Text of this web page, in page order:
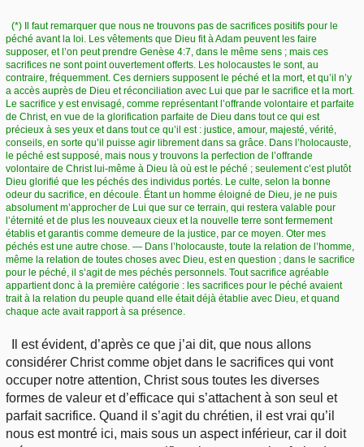
(*) Il faut remarquer que nous ne trouvons pas de sacrifices positifs pour le
péché avant la loi. Les vêtements que Dieu fit à Adam peuvent les faire
supposer, et l’on peut prendre Genèse 4:7, dans le même sens ; mais ces
sacrifices ne sont point ouvertement offerts. Les holocaustes le sont, au
contraire, fréquemment. Ces derniers supposent le péché et la mort, et qu’il n’y
a accès auprès de Dieu et réconciliation avec Lui que par le sacrifice et la mort.
Le sacrifice y est envisagé, comme représentant l’offrande volontaire et parfaite
de Christ, en vue de la glorification parfaite de Dieu dans tout ce qui est
précieux à ses yeux et dans tout ce qu’il est : justice, amour, majesté, vérité,
conseils, en sorte qu’il puisse agir librement dans sa grâce. Dans l’holocauste,
le péché est supposé, mais nous y trouvons la perfection de l’offrande
volontaire de Christ lui-même à Dieu là où est le péché ; seulement c’est plutôt
Dieu glorifié que les péchés des individus portés. Le culte, selon la bonne
odeur du sacrifice, en découle. Étant un homme éloigné de Dieu, je ne puis
absolument m’approcher de Lui que sur ce terrain, qui restera valable pour
l’éternité et de plus les nouveaux cieux et la nouvelle terre sont fermement
établis et garantis comme demeure de la justice, par ce moyen. Oter mes
péchés est une autre chose. — Dans l’holocauste, toute la relation de l’homme,
même la relation de toutes choses avec Dieu, est en question ; dans le sacrifice
pour le péché, il s’agit de mes péchés personnels. Tout sacrifice agréable
appartient donc à la première catégorie : les sacrifices pour le péché avaient
trait à la relation du peuple quand elle était déjà établie avec Dieu, et quand
chaque acte avait rapport à sa présence.
Il est évident, d’après ce que j’ai dit, que nous allons
considérer Christ comme objet dans le sacrifices qui vont
occuper notre attention, Christ sous toutes les diverses
formes de valeur et d’efficace qui s’attachent à son seul et
parfait sacrifice. Quand il s’agit du chrétien, il est vrai qu’il
nous est montré ici, mais sous un aspect inférieur, car il doit